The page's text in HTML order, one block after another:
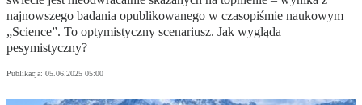
najnowszego badania opublikowanego w czasopiśmie naukowym
„Science”. To optymistyczny scenariusz. Jak wygląda
pesymistyczny?
Publikacja: 05.06.2025 05:00